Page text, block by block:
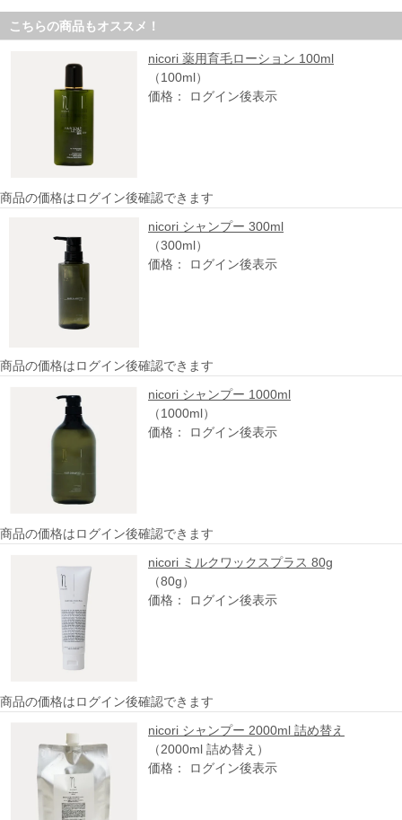
こちらの商品もオススメ！
nicori 薬用育毛ローション 100ml
（100ml）
価格： ログイン後表示
商品の価格はログイン後確認できます
nicori シャンプー 300ml
（300ml）
価格： ログイン後表示
商品の価格はログイン後確認できます
nicori シャンプー 1000ml
（1000ml）
価格： ログイン後表示
商品の価格はログイン後確認できます
nicori ミルクワックスプラス 80g
（80g）
価格： ログイン後表示
商品の価格はログイン後確認できます
nicori シャンプー 2000ml 詰め替え
（2000ml 詰め替え）
価格： ログイン後表示